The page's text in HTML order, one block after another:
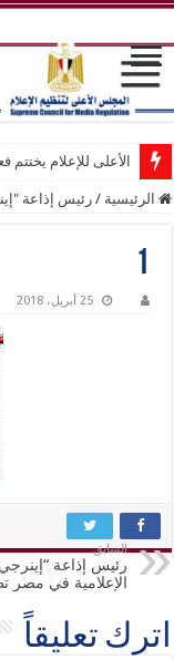
الأعلى للإعلام يختتم
الرئيسية / رئيس إذاعة
1
25 أبريل، 2018
السابق
رئيس إذاعة
الإعلامية في مصر
اترك تعليقاً